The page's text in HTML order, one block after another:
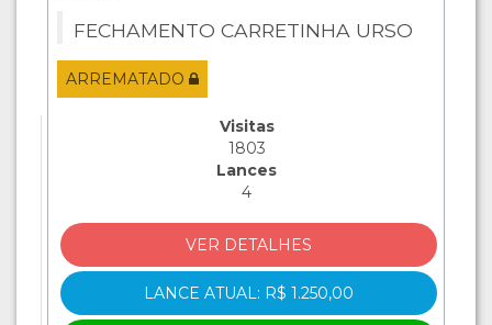
FECHAMENTO CARRETINHA URSO
ARREMATADO
Visitas
1803
Lances
4
VER DETALHES
LANCE ATUAL: R$ 1.250,00